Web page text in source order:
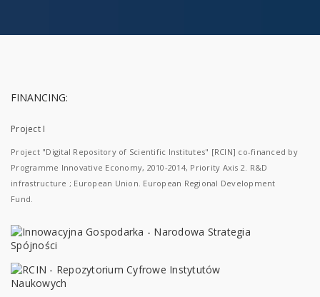
FINANCING:
Project I
Project "Digital Repository of Scientific Institutes" [RCIN] co-financed by
Programme Innovative Economy, 2010-2014, Priority Axis 2. R&D
infrastructure ; European Union. European Regional Development
Fund.